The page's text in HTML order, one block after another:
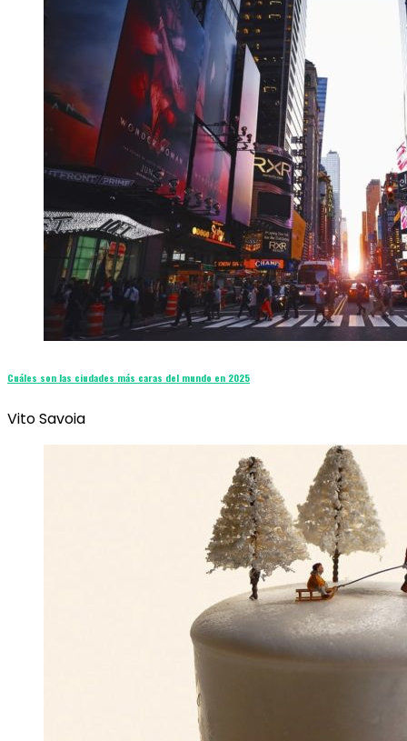
Cuáles son las ciudades más caras del mundo en 2025
Vito Savoia